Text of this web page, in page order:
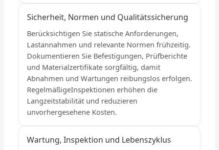
Sicherheit, Normen und Qualitätssicherung
Berücksichtigen Sie statische Anforderungen,
Lastannahmen und relevante Normen frühzeitig.
Dokumentieren Sie Befestigungen, Prüfberichte
und Materialzertifikate sorgfältig, damit
Abnahmen und Wartungen reibungslos erfolgen.
RegelmäßigeInspektionen erhöhen die
Langzeitstabilität und reduzieren
unvorhergesehene Kosten.
Wartung, Inspektion und Lebenszyklus